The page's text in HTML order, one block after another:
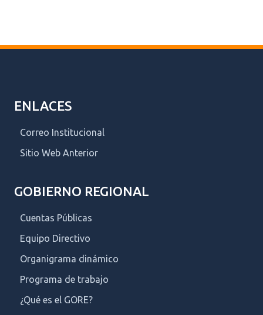
ENLACES
Correo Institucional
Sitio Web Anterior
GOBIERNO REGIONAL
Cuentas Públicas
Equipo Directivo
Organigrama dinámico
Programa de trabajo
¿Qué es el GORE?